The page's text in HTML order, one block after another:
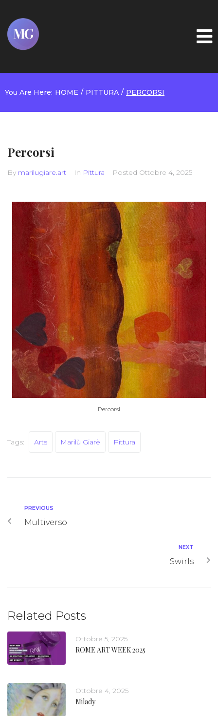
You Are Here: HOME / PITTURA / PERCORSI
Percorsi
By marilugiare.art In Pittura Posted Ottobre 4, 2025
Percorsi
Tags: Arts Marilù Giarè Pittura
PREVIOUS
Multiverso
NEXT
Swirls
Related Posts
Ottobre 5, 2025
ROME ART WEEK 2025
Ottobre 4, 2025
Milady